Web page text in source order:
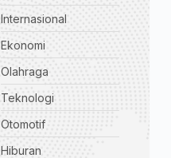
Internasional
Ekonomi
Olahraga
Teknologi
Otomotif
Hiburan